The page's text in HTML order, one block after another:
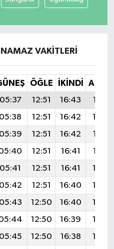
VAKITLERI
ÖĞLE İKINDI
05:37 12:51 16:43
19:55
05:38 12:51 16:42
19:54
05:39 12:51 16:42
19:53
12:51 16:41
19:52
05:41 12:51 16:41
19:50
05:42 12:51 16:40
19:49
05:43 12:50 16:40
19:48
12:50 16:39
19:46
05:45 12:50 16:38
19:45